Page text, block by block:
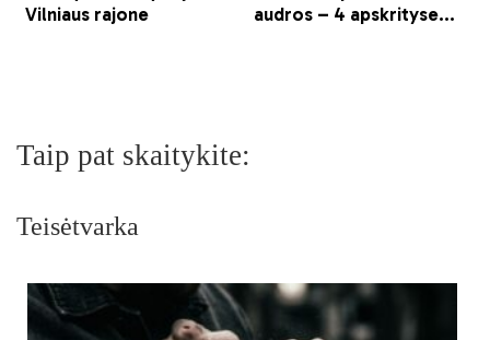
Taip pat skaitykite:
Teisėtvarka